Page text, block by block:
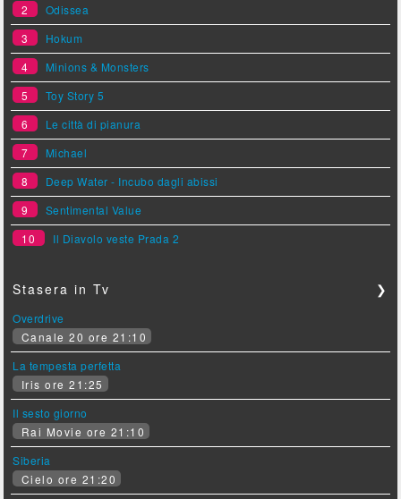
2
Odissea
3
Hokum
4
Minions & Monsters
5
Toy Story 5
6
Le città di pianura
7
Michael
8
Deep Water - Incubo dagli abissi
9
Sentimental Value
10
Il Diavolo veste Prada 2
Stasera in Tv ❯
Overdrive
Canale 20 ore 21:10
La tempesta perfetta
Iris ore 21:25
Il sesto giorno
Rai Movie ore 21:10
Siberia
Cielo ore 21:20